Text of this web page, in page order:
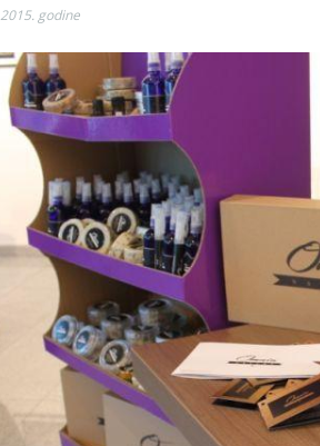
Zahtjev za izdavanje PONOSNE KARTICE
Obavještenje za preduzetnika - Vera Ujić
godine